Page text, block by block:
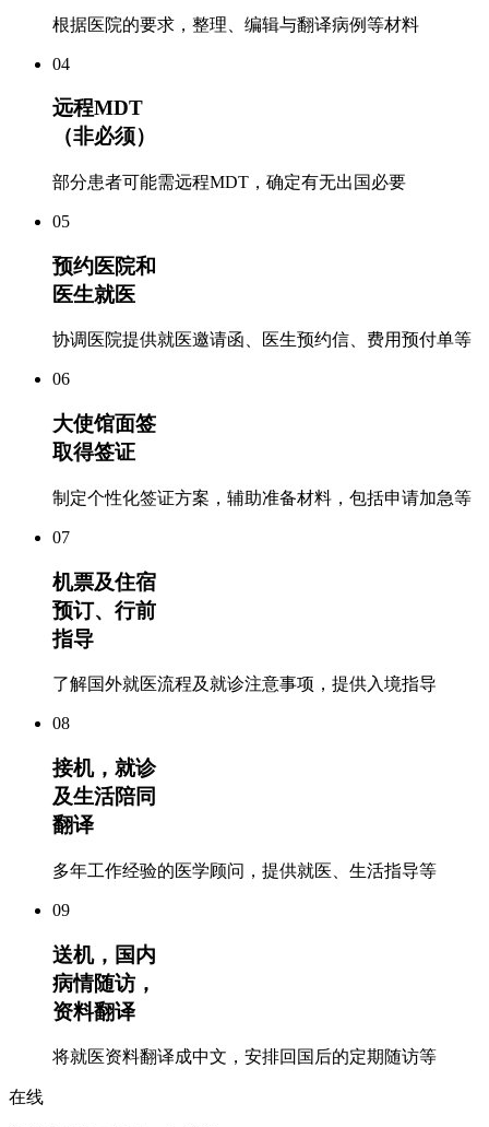
根据医院的要求，整理、编辑与翻译病例等材料
04
远程MDT
（非必须）
部分患者可能需远程MDT，确定有无出国必要
05
预约医院和
医生就医
协调医院提供就医邀请函、医生预约信、费用预付单等
06
大使馆面签
取得签证
制定个性化签证方案，辅助准备材料，包括申请加急等
07
机票及住宿
预订、行前
指导
了解国外就医流程及就诊注意事项，提供入境指导
08
接机，就诊
及生活陪同
翻译
多年工作经验的医学顾问，提供就医、生活指导等
09
送机，国内
病情随访，
资料翻译
将就医资料翻译成中文，安排回国后的定期随访等
在线